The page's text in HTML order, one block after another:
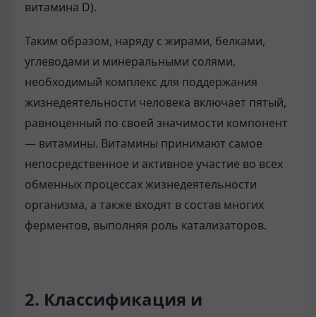
витамина D).
Таким образом, наряду с жирами, белками,
углеводами и минеральными солями,
необходимый комплекс для поддержания
жизнедеятельности человека включает пятый,
равноценный по своей значимости компонент
— витамины. Витамины принимают самое
непосредственное и активное участие во всех
обменных процессах жизнедеятельности
организма, а также входят в состав многих
ферментов, выполняя роль катализаторов.
2. Классификация и